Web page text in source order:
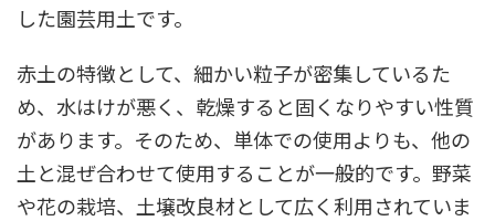
した園芸用土です。
赤土の特徴として、細かい粒子が密集しているた
め、水はけが悪く、乾燥すると固くなりやすい性質
があります。そのため、単体での使用よりも、他の
土と混ぜ合わせて使用することが一般的です。野菜
や花の栽培、土壌改良材として広く利用されていま